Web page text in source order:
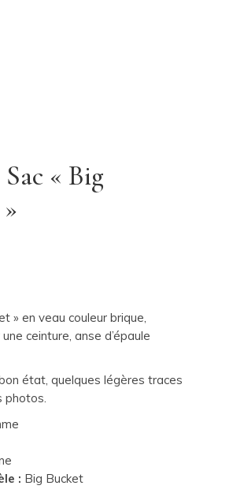
« Big
» en veau couleur brique,
ceinture, anse d’épaule
état, quelques légères traces
photos.
: Big Bucket